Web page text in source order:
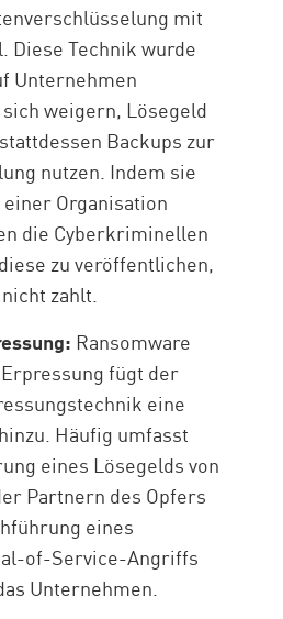
mit
Diese Technik wurde
Unternehmen
weigern, Lösegeld
Backups zur
nutzen. Indem sie
Organisation
die Cyberkriminellen
zu veröffentlichen,
zahlt.
Ransomware
fügt der
eine
Häufig umfasst
eines Lösegelds von
Partnern des Opfers
eines
of-Service-Angriffs
Unternehmen.